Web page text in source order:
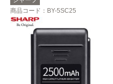
商品コード ：BY-5SC25